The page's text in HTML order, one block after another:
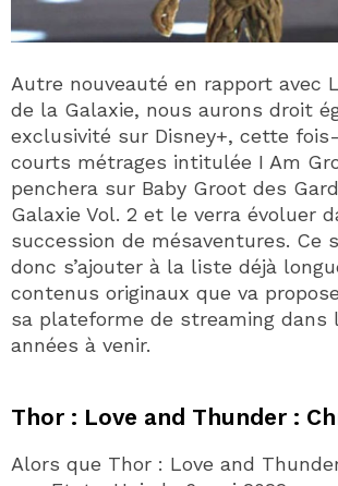
Autre nouveauté en rapport avec
de la Galaxie, nous aurons droit
exclusivité sur Disney+, cette
courts métrages intitulée I Am
penchera sur Baby Groot des
Galaxie Vol. 2 et le verra évoluer
succession de mésaventures. Ce
donc s’ajouter à la liste déjà
contenus originaux que va
sa plateforme de streaming dans
années à venir.
Thor : Love and Thunder :
Alors que Thor : Love and